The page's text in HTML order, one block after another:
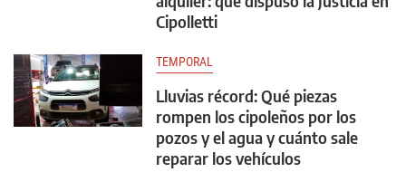
Cipolletti
TEMPORAL
Lluvias récord: Qué piezas
rompen los cipoleños por los
pozos y el agua y cuánto sale
reparar los vehículos